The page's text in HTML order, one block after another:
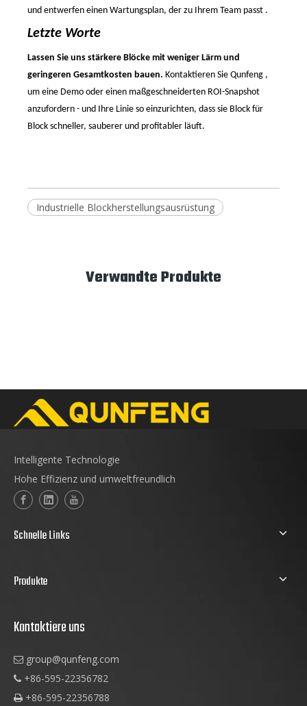
und entwerfen einen Wartungsplan, der zu Ihrem Team passt .
Letzte Worte
Lassen Sie uns stärkere Blöcke mit weniger Lärm und
geringeren Gesamtkosten bauen. Kontaktieren Sie Qunfeng ,
um eine Demo oder einen maßgeschneiderten ROI-Snapshot
anzufordern - und Ihre Linie so einzurichten, dass sie Block für
Block schneller, sauberer und profitabler läuft.
Industrielle Blockherstellungsausrüstung
Verwandte Produkte
Intelligente Technologie
Hohe Effizienz und umweltfreundlich
Schnelle Links
Produkte
Kontaktiere uns
 group@qunfeng.com
 +86-595-22356782
 +86-595-22356788